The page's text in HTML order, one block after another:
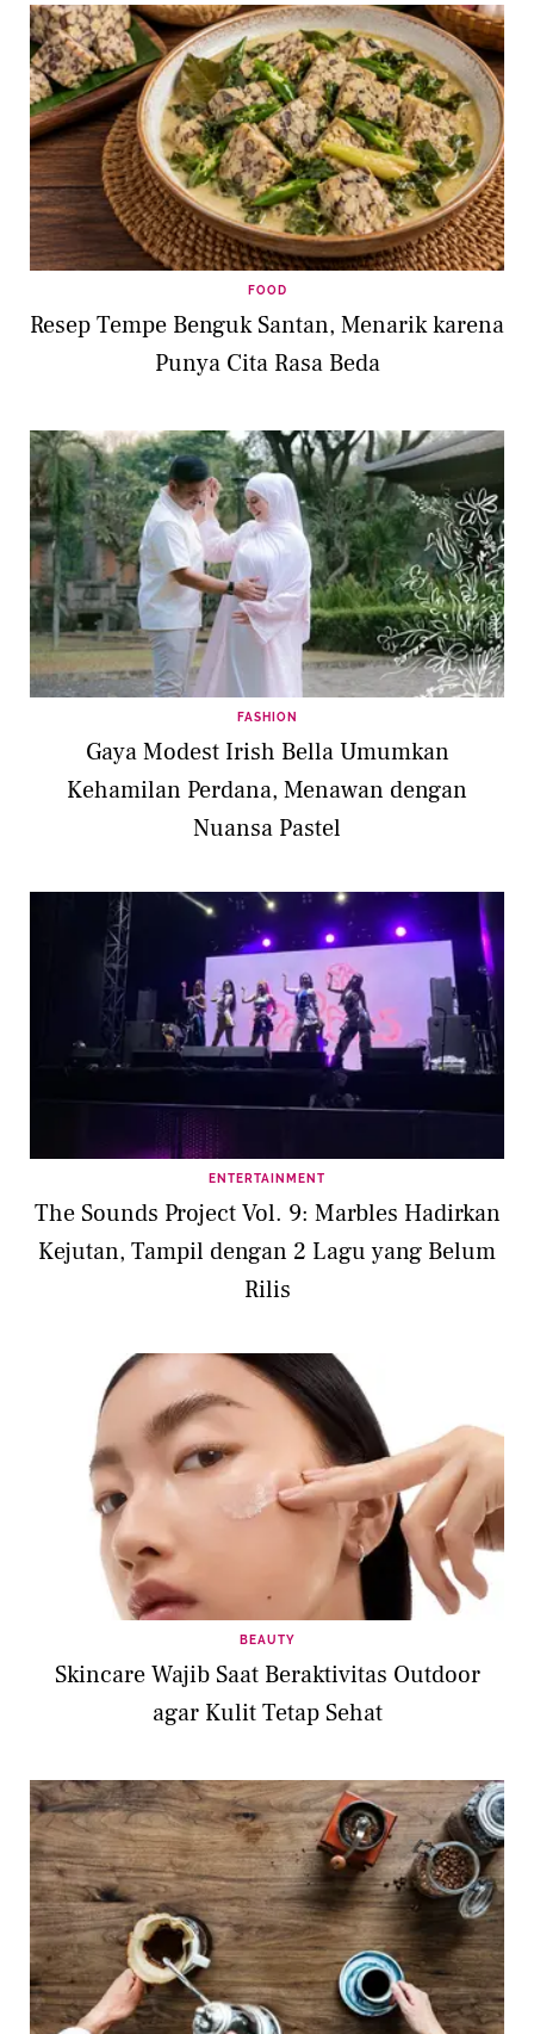
FOOD
Resep Tempe Benguk Santan, Menarik karena
Punya Cita Rasa Beda
FASHION
Gaya Modest Irish Bella Umumkan
Kehamilan Perdana, Menawan dengan
Nuansa Pastel
ENTERTAINMENT
The Sounds Project Vol. 9: Marbles Hadirkan
Kejutan, Tampil dengan 2 Lagu yang Belum
Rilis
BEAUTY
Skincare Wajib Saat Beraktivitas Outdoor
agar Kulit Tetap Sehat